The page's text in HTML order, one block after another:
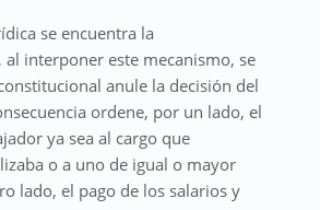
se encuentra la
, al interponer este mecanismo, se
anule la decisión del
ordene, por un lado, el
ya sea al cargo que
o a uno de igual o mayor
lado, el pago de los salarios y